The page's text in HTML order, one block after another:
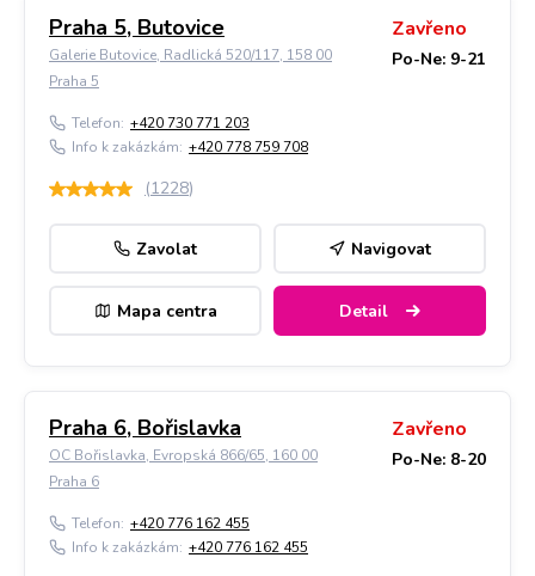
Praha 5, Butovice
Galerie Butovice, Radlická 520/117, 158 00
Praha 5
Zavřeno
Po-Ne: 9-21
Telefon: +420 730 771 203
Info k zakázkám: +420 778 759 708
(1228)
Zavolat Navigovat
Mapa centra Detail
Praha 6, Bořislavka
OC Bořislavka, Evropská 866/65, 160 00
Praha 6
Zavřeno
Po-Ne: 8-20
Telefon: +420 776 162 455
Info k zakázkám: +420 776 162 455